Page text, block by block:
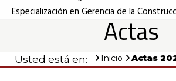
Especialización en Gerencia de la
Actas
Usted está en: Inicio Actas